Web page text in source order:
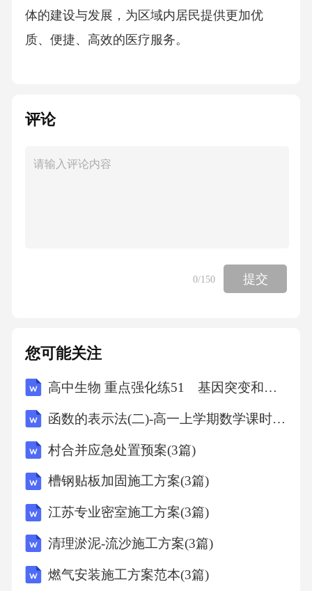
体的建设与发展，为区域内居民提供更加优
质、便捷、高效的医疗服务。
本协议的主要目的在于明确甲乙双方在XX市XX
升居民健康福祉的目标。协议范围涵盖医共体
考核等各个方面。具体内容包括但不限于：甲
机制、医疗服务质量标准、人才培养计划、双
向转诊流程、信息共享平台建设、财务结算方
式、协议履行监督及争议解决机制等，旨在构
建一个权责清晰、运行高效、协同发展的医共
体合作体系。
第二条定义
本协议中下列词语具有以下含义：
评论
0/150 提交
您可能关注
高中生物 重点强化练51 基因突变和基因重组
函数的表示法(二)-高一上学期数学课时作业人教版A版（含解析）
村合并应急处置预案(3篇)
槽钢贴板加固施工方案(3篇)
江苏专业密室施工方案(3篇)
清理淤泥-流沙施工方案(3篇)
燃气安装施工方案范本(3篇)